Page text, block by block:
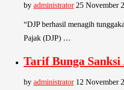
by administrator 25 November
“DJP berhasil menagih
Pajak (DJP) …
Tarif Bunga
by administrator 12 November